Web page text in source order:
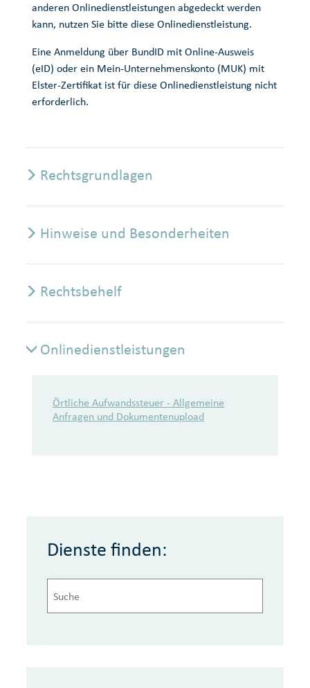
anderen Onlinedienstleistungen abgedeckt werden
kann, nutzen Sie bitte diese Onlinedienstleistung.
Eine Anmeldung über BundID mit Online-Ausweis
(eID) oder ein Mein-Unternehmenskonto (MUK) mit
Elster-Zertifikat ist für diese Onlinedienstleistung nicht
erforderlich.
Rechtsgrundlagen
Hinweise und Besonderheiten
Rechtsbehelf
Onlinedienstleistungen
Onlinedienstleistungen
Örtliche Aufwandssteuer - Allgemeine
Anfragen und Dokumentenupload
Dienste finden: